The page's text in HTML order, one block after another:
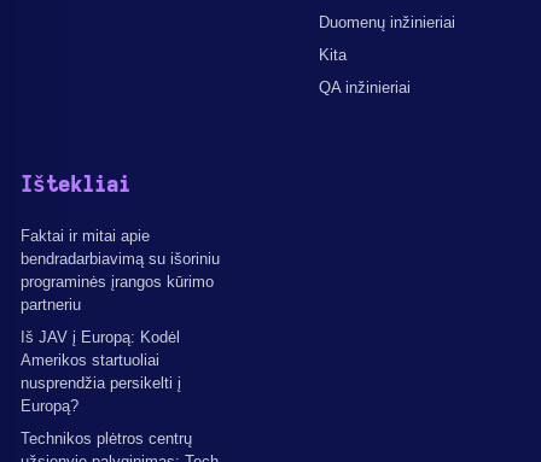
Duomenų inžinieriai
Kita
QA inžinieriai
Ištekliai
Faktai ir mitai apie
bendradarbiavimą su išoriniu
programinės įrangos kūrimo
partneriu
Iš JAV į Europą: Kodėl
Amerikos startuoliai
nusprendžia persikelti į
Europą?
Technikos plėtros centrų